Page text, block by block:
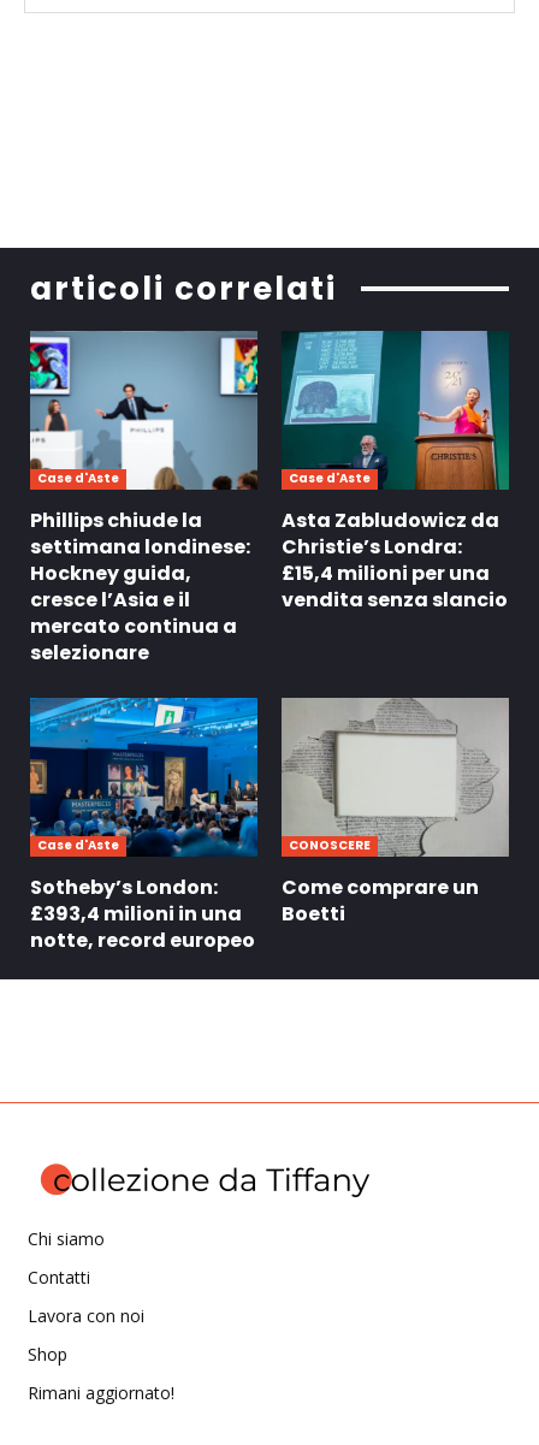
articoli correlati
Case d'Aste
Phillips chiude la
settimana londinese:
Hockney guida,
cresce l’Asia e il
mercato continua a
selezionare
Case d'Aste
Asta Zabludowicz da
Christie’s Londra:
£15,4 milioni per una
vendita senza slancio
Case d'Aste
Sotheby’s London:
£393,4 milioni in una
notte, record europeo
CONOSCERE
Come comprare un
Boetti
Chi siamo
Contatti
Lavora con noi
Shop
Rimani aggiornato!